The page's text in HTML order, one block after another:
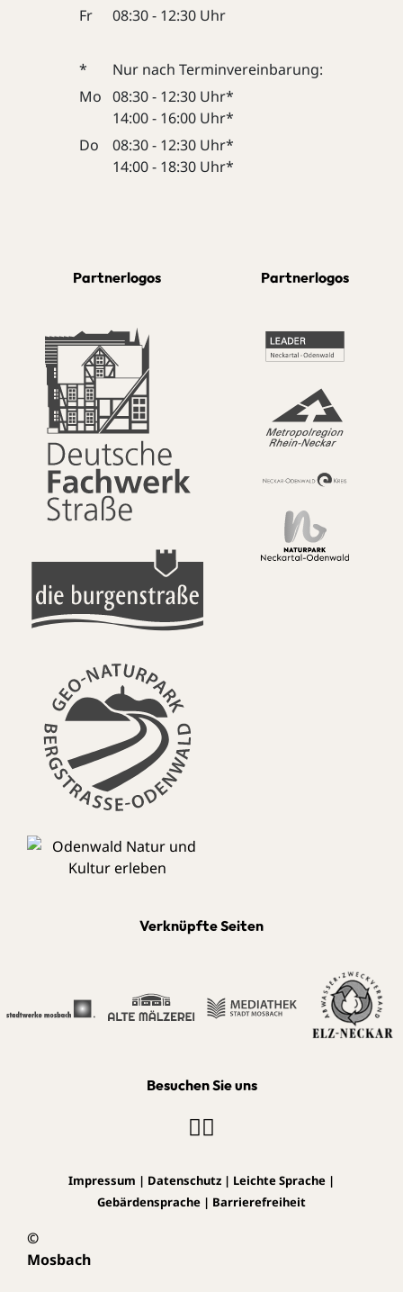
Fr
08:30 - 12:30 Uhr
*
Nur nach Terminvereinbarung:
Mo 08:30 - 12:30 Uhr*
14:00 - 16:00 Uhr*
Do
08:30 - 12:30 Uhr*
14:00 - 18:30 Uhr*
Partnerlogos Partnerlogos
Verknüpfte Seiten
Besuchen Sie uns
©
Mosbach
Impressum | Datenschutz | Leichte Sprache |
Gebärdensprache | Barrierefreiheit